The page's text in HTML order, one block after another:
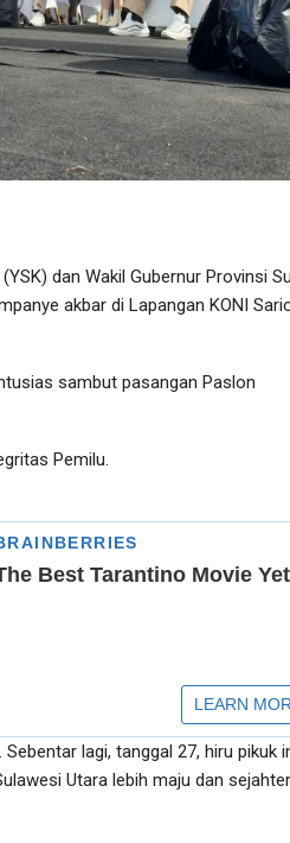
dan Wakil Gubernur Provinsi
akbar di Lapangan KONI
sambut pasangan Paslon
Pemilu.
lagi, tanggal 27, hiru pikuk
Utara lebih maju dan